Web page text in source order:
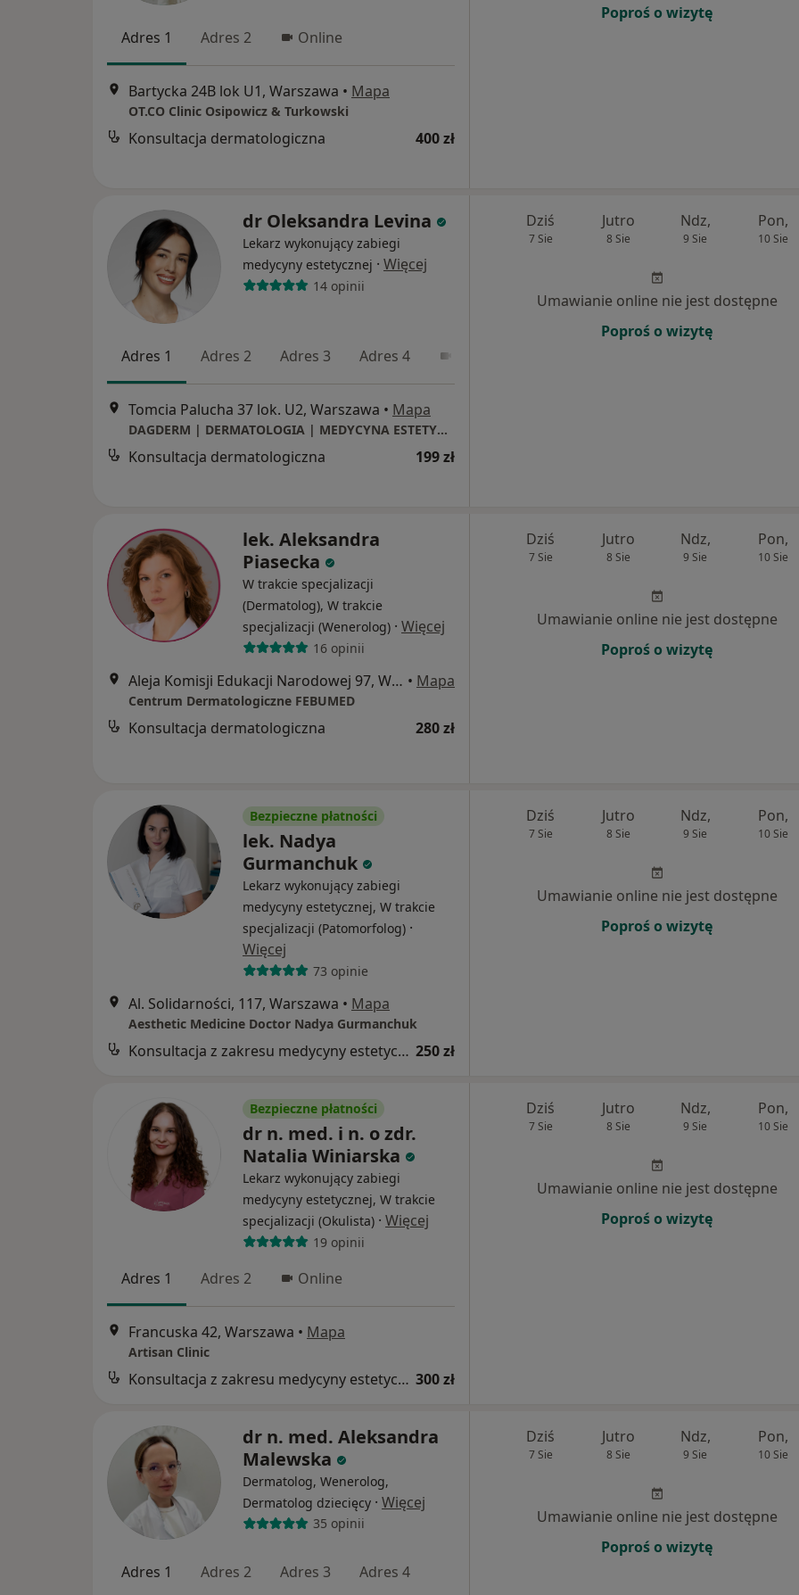
Adres 1 Adres 2 Online
Bartycka 24B lok U1, Warszawa • Mapa
OT.CO Clinic Osipowicz & Turkowski
Konsultacja dermatologiczna 400 zł
Poproś o wizytę
dr Oleksandra Levina
Lekarz wykonujący zabiegi
medycyny estetycznej · Więcej
14 opinii
Adres 1 Adres 2 Adres 3 Adres 4
Tomcia Palucha 37 lok. U2, Warszawa • Mapa
DAGDERM | DERMATOLOGIA | MEDYCYNA ESTETYCZNA
Konsultacja dermatologiczna 199 zł
Dziś
7 Sie
Jutro
8 Sie
Ndz,
9 Sie
Pon,
10 Sie
Umawianie online nie jest dostępne
Poproś o wizytę
lek. Aleksandra
Piasecka
W trakcie specjalizacji
(Dermatolog), W trakcie
specjalizacji (Wenerolog) · Więcej
16 opinii
Aleja Komisji Edukacji Narodowej 97, Warszawa • Mapa
Centrum Dermatologiczne FEBUMED
Konsultacja dermatologiczna 280 zł
Dziś
7 Sie
Jutro
8 Sie
Ndz,
9 Sie
Pon,
10 Sie
Umawianie online nie jest dostępne
Poproś o wizytę
Bezpieczne płatności
lek. Nadya
Gurmanchuk
Lekarz wykonujący zabiegi
medycyny estetycznej, W trakcie
specjalizacji (Patomorfolog) ·
Więcej
73 opinie
Al. Solidarności, 117, Warszawa • Mapa
Aesthetic Medicine Doctor Nadya Gurmanchuk
Konsultacja z zakresu medycyny estetycznej 250 zł
Dziś
7 Sie
Jutro
8 Sie
Ndz,
9 Sie
Pon,
10 Sie
Umawianie online nie jest dostępne
Poproś o wizytę
Bezpieczne płatności
dr n. med. i n. o zdr.
Natalia Winiarska
Lekarz wykonujący zabiegi
medycyny estetycznej, W trakcie
specjalizacji (Okulista) · Więcej
19 opinii
Adres 1 Adres 2 Online
Francuska 42, Warszawa • Mapa
Artisan Clinic
Konsultacja z zakresu medycyny estetycznej 300 zł
Dziś
7 Sie
Jutro
8 Sie
Ndz,
9 Sie
Pon,
10 Sie
Umawianie online nie jest dostępne
Poproś o wizytę
dr n. med. Aleksandra
Malewska
Dermatolog, Wenerolog,
Dermatolog dziecięcy · Więcej
35 opinii
Adres 1 Adres 2 Adres 3 Adres 4
Dziś
7 Sie
Jutro
8 Sie
Ndz,
9 Sie
Pon,
10 Sie
Umawianie online nie jest dostępne
Poproś o wizytę